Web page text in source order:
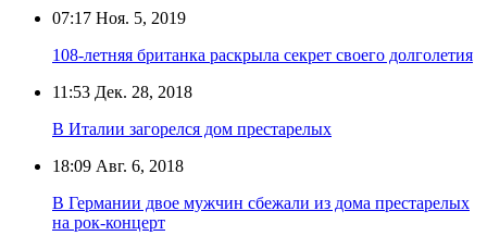
07:17 Ноя. 5, 2019
108-летняя британка раскрыла секрет своего долголетия
11:53 Дек. 28, 2018
В Италии загорелся дом престарелых
18:09 Авг. 6, 2018
В Германии двое мужчин сбежали из дома престарелых
на рок-концерт